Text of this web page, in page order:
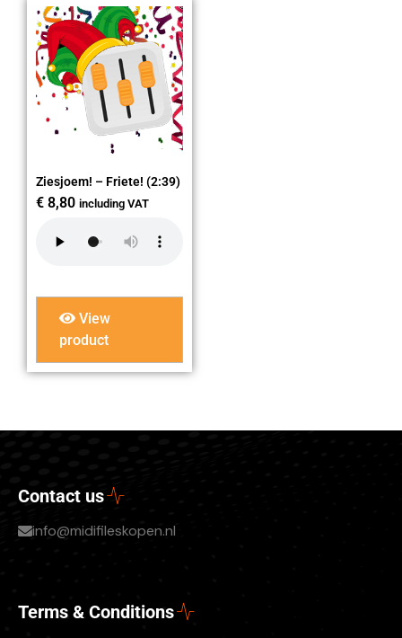
Ziesjoem! – Friete! (2:39)
€ 8,80 including VAT
View
product
Contact us
info@midifileskopen.nl
Terms & Conditions